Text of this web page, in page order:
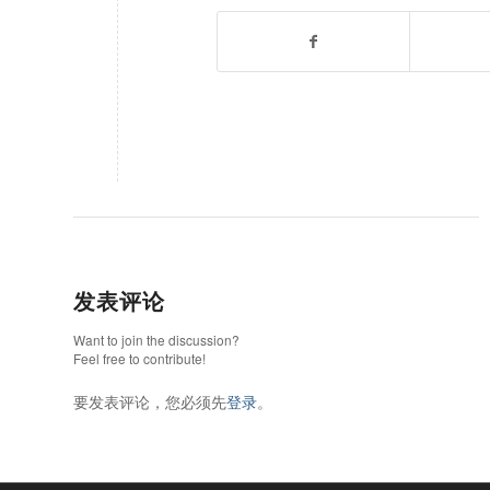
发表评论
Want to join the discussion?
Feel free to contribute!
要发表评论，您必须先登录。